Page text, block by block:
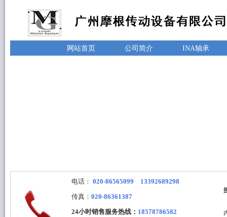
网站首页 公司简介 INA轴承
电话： 020-86565099 13392689298
传真： 020-86361387
24小时销售服务热线： 18578786582